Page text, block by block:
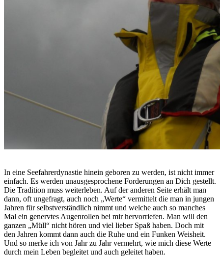
In eine Seefahrerdynastie hinein geboren zu werden, ist nicht immer
einfach. Es werden unausgesprochene Forderungen an Dich gestellt.
Die Tradition muss weiterleben. Auf der anderen Seite erhält man
dann, oft ungefragt, auch noch „Werte“ vermittelt die man in jungen
Jahren für selbstverständlich nimmt und welche auch so manches
Mal ein genervtes Augenrollen bei mir hervorriefen. Man will den
ganzen „Müll“ nicht hören und viel lieber Spaß haben. Doch mit
den Jahren kommt dann auch die Ruhe und ein Funken Weisheit.
Und so merke ich von Jahr zu Jahr vermehrt, wie mich diese Werte
durch mein Leben begleitet und auch geleitet haben.